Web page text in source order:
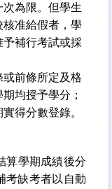
為限。但學生
核准給假者，學
補行考試或採
前條所定及格
均授予學分；
得分數登錄。
算學期成績後分
考缺考者以自動